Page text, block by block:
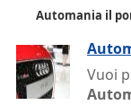
Automania il
Vuoi